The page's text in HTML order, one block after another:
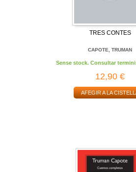
TRES CONTES
CAPOTE, TRUMAN
Sense stock. Consultar
12,90 €
AFEGIR A LA